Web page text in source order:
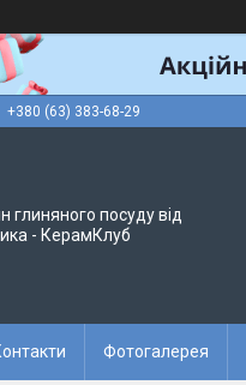
+380 (63) 383-68-29
глиняного посуду від
- КерамКлуб
Фотогалерея